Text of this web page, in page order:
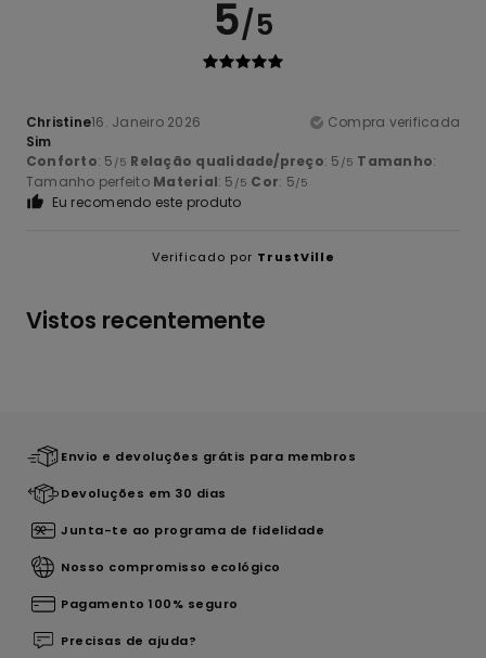
5/5
Christine16. Janeiro 2026
Compra verificada
Sim
Conforto: 5 /5 Relação qualidade/preço: 5 /5 Tamanho:
Tamanho perfeito Material: 5 /5 Cor: 5/5
Eu recomendo este produto
Verificado por TrustVille
Vistos recentemente
Envio e devoluções grátis para membros
Devoluções em 30 dias
Junta-te ao programa de fidelidade
Nosso compromisso ecológico
Pagamento 100% seguro
Precisas de ajuda?